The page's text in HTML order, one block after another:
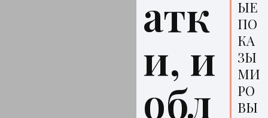
атк
и, и
обл
ЫЕ
ПО
КА
ЗЫ
МИ
РО
ВЫ